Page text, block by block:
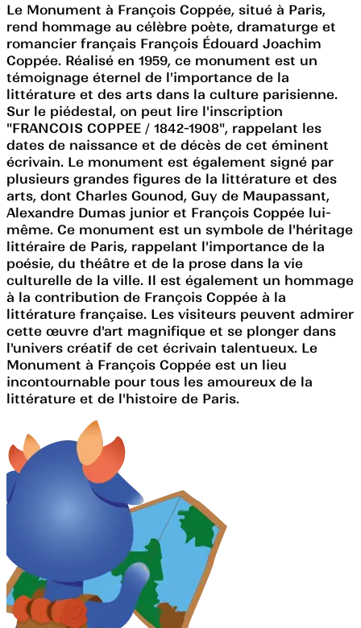
Le Monument à François Coppée, situé à Paris,
rend hommage au célèbre poète, dramaturge et
romancier français François Édouard Joachim
Coppée. Réalisé en 1959, ce monument est un
témoignage éternel de l'importance de la
littérature et des arts dans la culture parisienne.
Sur le piédestal, on peut lire l'inscription
"FRANCOIS COPPEE / 1842-1908", rappelant les
dates de naissance et de décès de cet éminent
écrivain. Le monument est également signé par
plusieurs grandes figures de la littérature et des
arts, dont Charles Gounod, Guy de Maupassant,
Alexandre Dumas junior et François Coppée lui-
même. Ce monument est un symbole de l'héritage
littéraire de Paris, rappelant l'importance de la
poésie, du théâtre et de la prose dans la vie
culturelle de la ville. Il est également un hommage
à la contribution de François Coppée à la
littérature française. Les visiteurs peuvent admirer
cette œuvre d'art magnifique et se plonger dans
l'univers créatif de cet écrivain talentueux. Le
Monument à François Coppée est un lieu
incontournable pour tous les amoureux de la
littérature et de l'histoire de Paris.